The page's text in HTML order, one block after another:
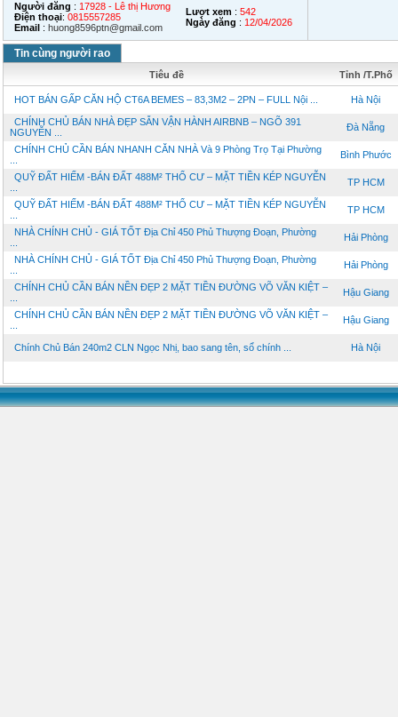
Người đăng : 17928 - Lê thị Hương
Điện thoại: 0815557285
Email : huong8596ptn@gmail.com
Lượt xem : 542
Ngày đăng : 12/04/2026
Tin cùng người rao
Tiêu đề Tỉnh /T.Phố
HOT BÁN GẤP CĂN HỘ CT6A BEMES – 83,3M2 – 2PN – FULL Nội ... Hà Nội
CHÍNH CHỦ BÁN NHÀ ĐẸP SẴN VẬN HÀNH AIRBNB – NGÕ 391
NGUYỄN ...
Đà Nẵng
CHÍNH CHỦ CẦN BÁN NHANH CĂN NHÀ Và 9 Phòng Trọ Tại Phường
Bình Phước
QUỸ ĐẤT HIẾM -BÁN ĐẤT 488M² THỔ CƯ – MẶT TIỀN KÉP NGUYỄN
TP HCM
QUỸ ĐẤT HIẾM -BÁN ĐẤT 488M² THỔ CƯ – MẶT TIỀN KÉP NGUYỄN
TP HCM
NHÀ CHÍNH CHỦ - GIÁ TỐT Địa Chỉ 450 Phủ Thượng Đoạn, Phường
Hải Phòng
NHÀ CHÍNH CHỦ - GIÁ TỐT Địa Chỉ 450 Phủ Thượng Đoạn, Phường
Hải Phòng
CHÍNH CHỦ CẦN BÁN NỀN ĐẸP 2 MẶT TIỀN ĐƯỜNG VÕ VĂN KIỆT –
Hậu Giang
CHÍNH CHỦ CẦN BÁN NỀN ĐẸP 2 MẶT TIỀN ĐƯỜNG VÕ VĂN KIỆT –
Hậu Giang
Chính Chủ Bán 240m2 CLN Ngọc Nhị, bao sang tên, sổ chính ... Hà Nội